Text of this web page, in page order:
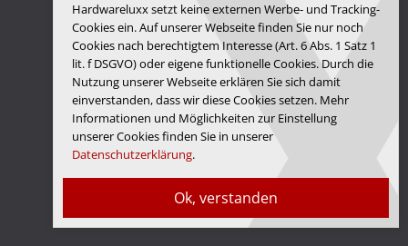
Ok, verstanden
Hardwareluxx setzt keine externen Werbe- und Tracking-
Cookies ein. Auf unserer Webseite finden Sie nur noch
Cookies nach berechtigtem Interesse (Art. 6 Abs. 1 Satz 1
lit. f DSGVO) oder eigene funktionelle Cookies. Durch die
Nutzung unserer Webseite erklären Sie sich damit
einverstanden, dass wir diese Cookies setzen. Mehr
Informationen und Möglichkeiten zur Einstellung
unserer Cookies finden Sie in unserer
Datenschutzerklärung.
Hardwareluxx runs on
Synology FlashStation &
WD Red SA500
Hardwareluxx Media GmbH